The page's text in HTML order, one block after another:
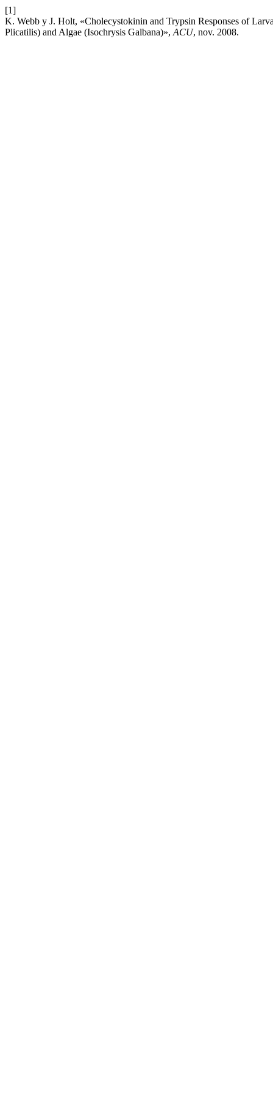
[1]
K. Webb y J. Holt, «Cholecystokinin and Trypsin Responses of
Plicatilis) and Algae (Isochrysis Galbana)», ACU, nov. 2008.